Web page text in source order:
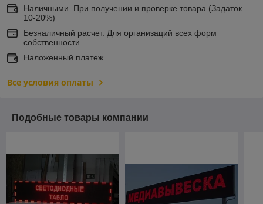
Наличными. При получении и проверке товара (Задаток
10-20%)
Безналичный расчет. Для организаций всех форм
собственности.
Наложенный платеж
Все условия оплаты
Подобные товары компании